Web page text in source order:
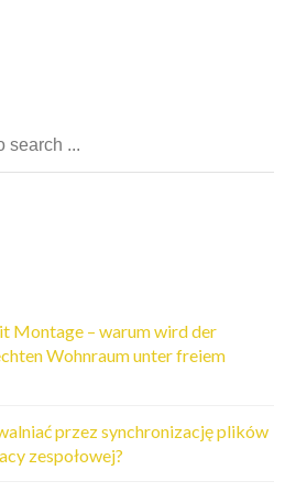
Montage – warum wird der
Wohnraum unter freiem
przez synchronizację plików
zespołowej?